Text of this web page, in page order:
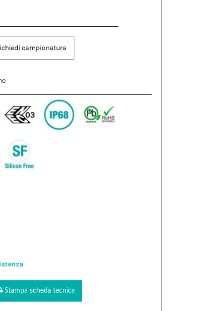
campionatura
Stampa scheda tecnica